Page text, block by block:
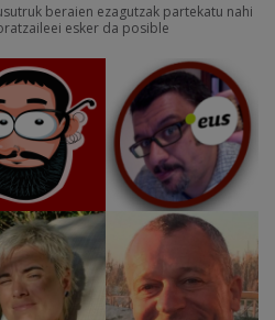
beraien ezagutzak partekatu nahi
esker da posible